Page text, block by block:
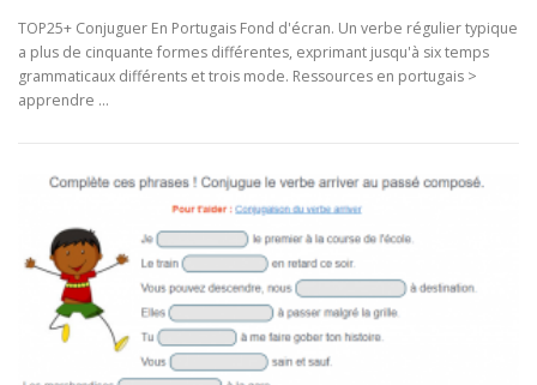
TOP25+ Conjuguer En Portugais Fond d'écran. Un verbe régulier typique
a plus de cinquante formes différentes, exprimant jusqu'à six temps
grammaticaux différents et trois mode. Ressources en portugais >
apprendre …